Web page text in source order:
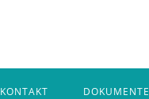
KONTAKT DOKUMENTE